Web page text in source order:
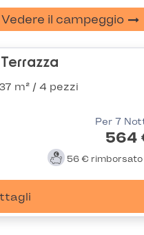
Vedere il campeggio
37 m² / 4 pezzi
Per 7
564
56 € rimborsato